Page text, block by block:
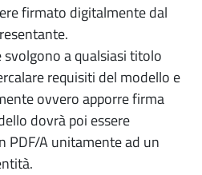
firmato digitalmente dal
a qualsiasi titolo
requisiti del modello e
ovvero apporre firma
dovrà poi essere
PDF/A unitamente ad un